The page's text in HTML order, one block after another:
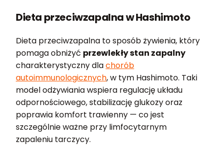
Dieta przeciwzapalna w Hashimoto
Dieta przeciwzapalna to sposób żywienia, który
pomaga obniżyć przewlekły stan zapalny
charakterystyczny dlachorób
autoimmunologicznych, w tym Hashimoto. Taki
model odżywiania wspiera regulację układu
odpornościowego, stabilizację glukozy oraz
poprawia komfort trawienny — co jest
szczególnie ważne przy limfocytarnym
zapaleniu tarczycy.